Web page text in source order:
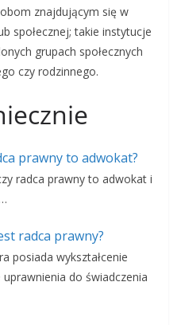
znajdującym się w
społecznej; takie instytucje
grupach społecznych
czy rodzinnego.
prawny to adwokat?
radca prawny to adwokat i
radca prawny?
posiada wykształcenie
do świadczenia